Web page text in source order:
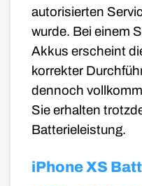
autorisierten
wurde. Bei einem
Akkus erscheint
korrekter
dennoch
Sie erhalten
Batterieleistung.
iPhone XS